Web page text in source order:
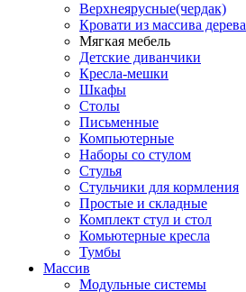
Верхнеярусные(чердак)
Кровати из массива дерева
Мягкая мебель
Детские диванчики
Кресла-мешки
Шкафы
Столы
Письменные
Компьютерные
Наборы со стулом
Стулья
Стульчики для кормления
Простые и складные
Комплект стул и стол
Комьютерные кресла
Тумбы
Массив
Модульные системы